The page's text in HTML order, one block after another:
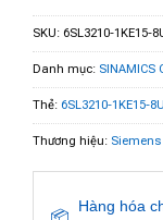
SKU: 6SL3210-1KE15-
Danh mục: SINAMICS
Thẻ: 6SL3210-1KE15-
Thương hiệu: Siemens
Hàng hóa